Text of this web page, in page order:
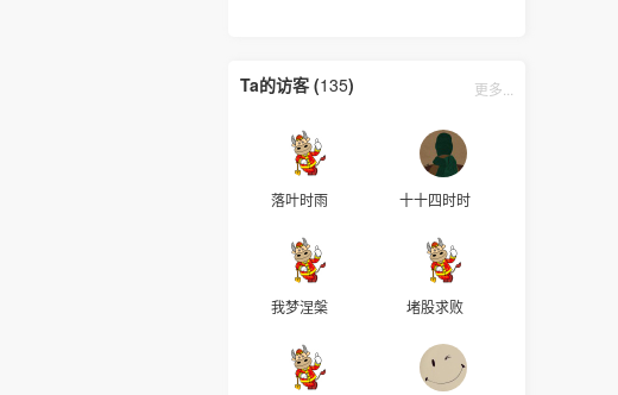
Ta的访客 (135) 更多...
落叶时雨 十十四时时
我梦涅槃 堵股求败